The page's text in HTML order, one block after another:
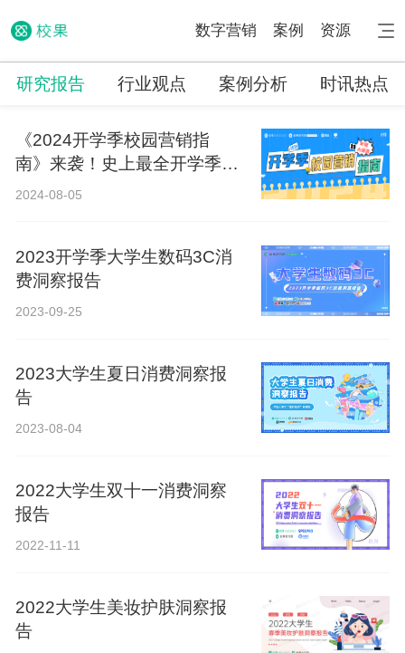
数字营销 案例 资源
研究报告 行业观点 案例分析 时讯热点
《2024开学季校园营销指
南》来袭！史上最全开学季营
销攻略！
2024-08-05
2023开学季大学生数码3C消
费洞察报告
2023-09-25
2023大学生夏日消费洞察报
告
2023-08-04
2022大学生双十一消费洞察
报告
2022-11-11
2022大学生美妆护肤洞察报
告